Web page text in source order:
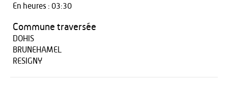
En heures : 03:30
Commune traversée
DOHIS
BRUNEHAMEL
RESIGNY